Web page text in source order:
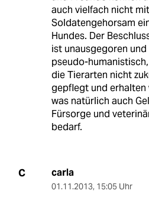
auch vielfach nicht
Soldatengehorsam
Hundes. Der
ist unausgegoren
pseudo-
die Tierarten nicht
gepflegt und erhalten
was natürlich auch
Fürsorge und
bedarf.
C carla
01.11.2013, 15:05 Uhr